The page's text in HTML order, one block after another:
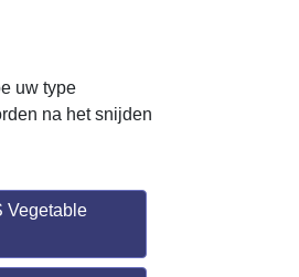
uw type
na het snijden
Vegetable